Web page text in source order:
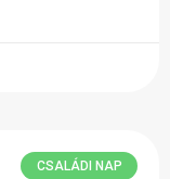
CSALÁDI NAP